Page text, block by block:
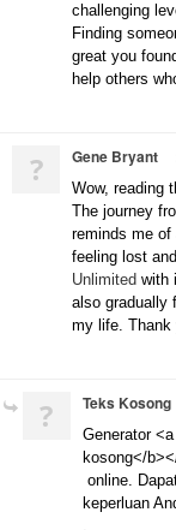
challenging
Finding
great you
help others
? Gene Bryant
Wow, reading
The journey
reminds me
feeling lost
Unlimited with
also gradually
my life. Thank
? Teks Kosong
Generator
kosong</
online.
keperluan
.